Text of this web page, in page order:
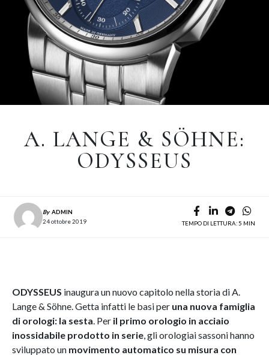
A. LANGE & SÖHNE:
ODYSSEUS
By ADMIN
24 ottobre 2019
TEMPO DI LETTURA: 5 MIN
ODYSSEUS inaugura un nuovo capitolo nella storia di A.
Lange & Söhne. Getta infatti le basi per una nuova famiglia
di orologi: la sesta. Per il primo orologio in acciaio
inossidabile prodotto in serie, gli orologiai sassoni hanno
sviluppato un movimento automatico su misura con